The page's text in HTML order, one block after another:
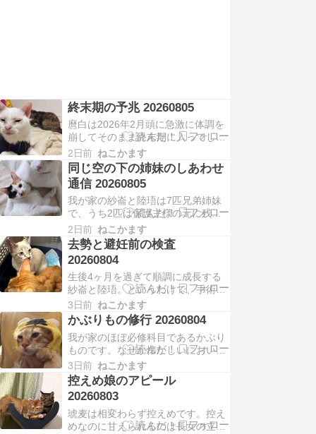
終末期の予兆 20260805
麿白は2026年2月頭に急激に体調を
崩してそのまま終末期に入ってしま
ったのですが、今思えば予兆が少し
前からありました。それは、その当
時にも書いたことのある、「乾かな
い目やに」です。ブログを振り返る
とそれは2025年11月に書いてまし
たね。その少し前からおそらく出て
た記憶があり、こ…
2日前 ねこかます
同じ空の下の姉妹のしあわせ
通信 20260805
我が家の紗崙と陸珸は7匹兄弟姉妹
で、うち2匹は保護主様の元に残
り、もう2匹は保護主のお知り合い
の里親様の元へ巣立ち、1匹は保護
主様とも私とも縁がある里親様の元
へ巣立ちました。その共通の知り合
いは2021年の預かり子猫・Gキトゥ
ンズの長男格・楓俉ことふーちゃん
の里親様です。ふーちゃ…
2日前 ねこかます
去勢と避妊前の検査
20260804
生後4ヶ月を過ぎて順調に成長する
紗崙と陸珸。というわけで、手術前
検査にいってきました。紗崙2.4kg
と陸珸2.6kg、血液検査も問題なし
で8月19日に行うことになりまし
た。ところが、紗崙の血液検査の際
に大暴れと絶叫をしてしまい、それ
にびっくりした陸珸がクレートの扉
を突き抜けて脱走…
3日前 ねこかます
かぶりもの修行 20260804
我が家のほぼ必修科目であるかぶり
ものです。なぜか懐かしいにおいが
するよぅ。かぶりものができること
はすなわち、顔や頭周りを触っても
大丈夫、ひいては身を任せてる、つ
まり歯磨きや耳掃除などのケアも
OKという試金石でもあります。と
うちゃんまた何かやってるけどまあ
3日前 ねこかます
控えめ娘のアピール
20260803
琥麦は相変わらず控えめです。控え
めなのに甘えられるのは長女の立場